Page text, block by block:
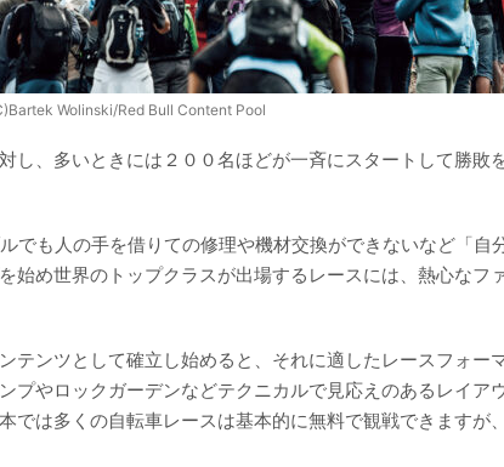
Wolinski/Red Bull Content Pool
し、多いときには２００名ほどが一斉にスタートして勝敗
でも人の手を借りての修理や機材交換ができないなど「自
始め世界のトップクラスが出場するレースには、熱心なフ
テンツとして確立し始めると、それに適したレースフォー
プやロックガーデンなどテクニカルで見応えのあるレイア
では多くの自転車レースは基本的に無料で観戦できますが